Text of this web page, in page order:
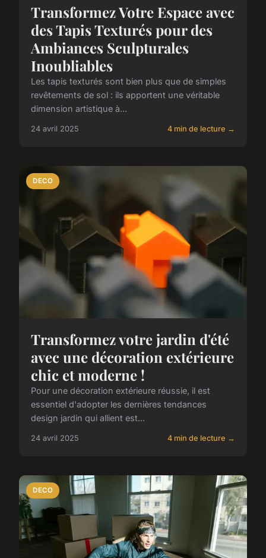
Transformez Votre Espace avec
des Tapis Texturés pour des
Ambiances Sculpturales
Inoubliables
Les tapis texturés sont bien plus que de simples
revêtements de sol : ils apportent une véritable
dimension artistique à...
24 avril 2025 4 min de lecture →
DECO
Transformez votre jardin d'été
avec une décoration extérieure
chic et moderne !
Pour une décoration extérieure réussie, il est
essentiel d'adopter les dernières tendances
design jardin qui allient est...
24 avril 2025 4 min de lecture →
DECO